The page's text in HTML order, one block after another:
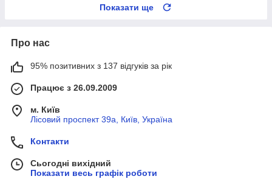
Показати ще
Про нас
95% позитивних з 137 відгуків за рік
Працює з 26.09.2009
м. Київ
Лісовий проспект 39а, Київ, Україна
Контакти
Сьогодні вихідний
Показати весь графік роботи